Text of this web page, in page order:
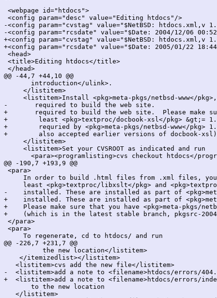
<webpage id="htdocs">
<config param="desc" value="Editing htdocs"/>
-<config param="cvstag" value="$NetBSD: htdocs.xml,v
-<config param="rcsdate" value="$Date: 2004/12/06
+<config param="cvstag" value="$NetBSD: htdocs.xml,v
+<config param="rcsdate" value="$Date: 2005/01/22
<head>
<title>Editing htdocs</title>
</head>
@@ -44,7 +44,10 @@
       introduction</ulink>.
     </listitem>
<listitem>Install <pkg>meta-pkgs/netbsd-www</
-	required to build the web site.
+	required to build the web site.  Please make sure that you have at
+        least <pkg>textproc/docbook-xsl</pkg> &gt;=
+        requried by <pkg>meta-pkgs/netbsd-www</
+        also accepted earlier versions of docbook-
     </listitem>
     <listitem>Set your CVSROOT as indicated and run
<para><programlisting>cvs checkout htdocs</
@@ -190,7 +193,9 @@
<para>
In order to build .html files from .xml files,
least <pkg>textproc/libxslt</pkg> and
-    installed. These are installed as part of <pkg>meta-
+    installed. These are installed as part of <pkg>meta-
+    Please make sure that you have <pkg>meta-pkgs/
+    (which is in the latest stable branch, pkgsrc-
</para>
<para>
     To regenerate, cd to htdocs/ and run
@@ -226,7 +231,7 @@
          the new location</listitem>
    </itemizedlist></listitem>
   <listitem>cvs add the new file</listitem>
-  <listitem>add a note to <filename>htdocs/errors/
+  <listitem>add a note to <filename>htdocs/errors/
       to the new location
   </listitem>